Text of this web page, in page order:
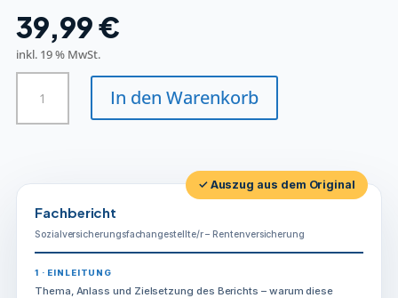
39,99€
inkl. 19 % MwSt.
Sozialversicherungsfachangestellte/r
Rentenversicherung
In den Warenkorb
✓ Auszug aus dem Original
Fachbericht
Sozialversicherungsfachangestellte/r – Rentenversicherung
1 · EINLEITUNG
Thema, Anlass und Zielsetzung des Berichts – warum diese